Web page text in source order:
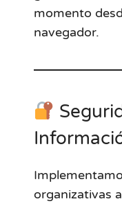
momento
navegador.
organizativas